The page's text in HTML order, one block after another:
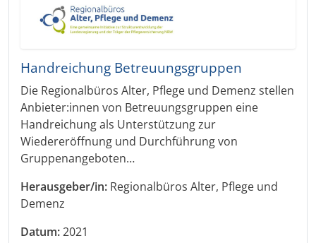
Handreichung Betreuungsgruppen
Die Regionalbüros Alter, Pflege und Demenz stellen
Anbieter:innen von Betreuungsgruppen eine
Handreichung als Unterstützung zur
Wiedereröffnung und Durchführung von
Gruppenangeboten…
Herausgeber/in: Regionalbüros Alter, Pflege und
Demenz
Datum:2021